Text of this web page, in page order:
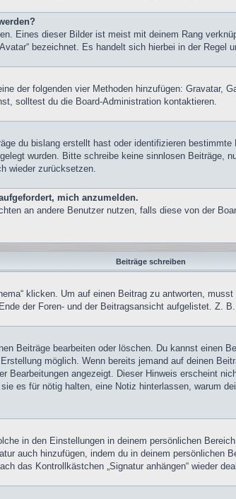
Eines dieser Bilder ist meist mit deinem Rang
bezeichnet. Es handelt sich hierbei in der
der folgenden vier Methoden hinzufügen:
solltest du die Board-Administration kontaktieren.
du bislang erstellt hast oder identifizieren
wurden. Bitte schreibe keine sinnlosen Beiträge,
wieder zurücksetzen.
mich anzumelden.
an andere Benutzer nutzen, falls diese von der
Beiträge schreiben
klicken. Um auf einen Beitrag zu antworten,
der Foren- und der Beitragsansicht aufgelistet. Z.
Beiträge bearbeiten oder löschen. Du kannst einen
möglich. Wenn bereits jemand auf deinen
angezeigt. Dieser Hinweis erscheint
es für nötig halten, eine Notiz hinterlassen, warum
in den Einstellungen in deinem persönlichen
auch hinzufügen, indem du in deinem
das Kontrollkästchen „Signatur anhängen“ wieder